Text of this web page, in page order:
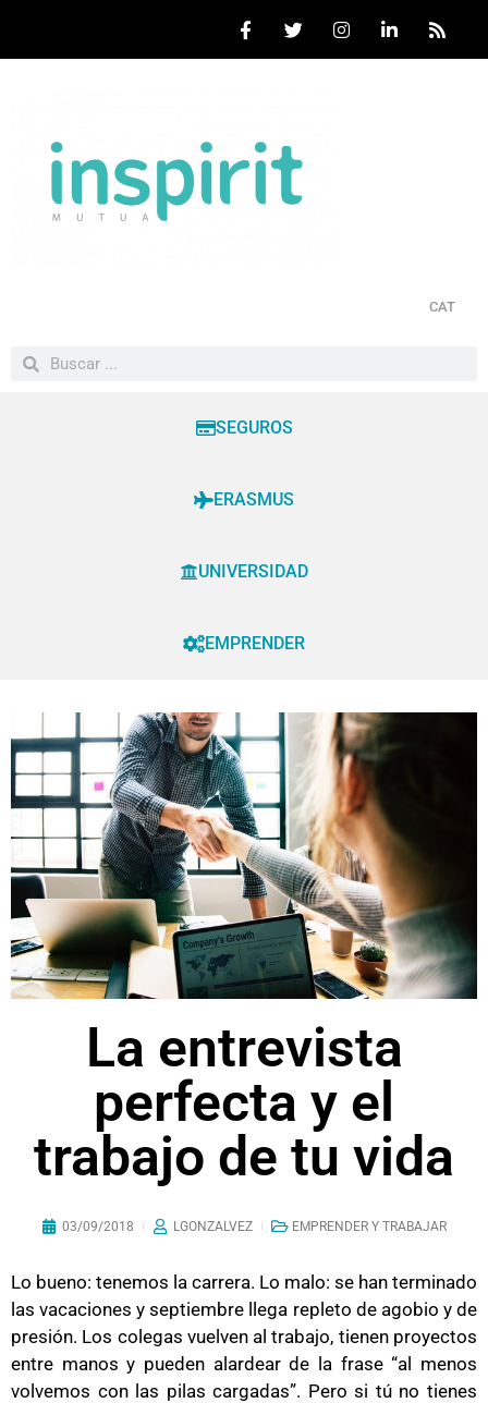
CAT
SEGUROS
ERASMUS
UNIVERSIDAD
EMPRENDER
La entrevista
perfecta y el
trabajo de tu vida
03/09/2018 LGONZALVEZ EMPRENDER Y TRABAJAR
Lo bueno: tenemos la carrera. Lo malo: se han terminado
las vacaciones y septiembre llega repleto de agobio y de
presión. Los colegas vuelven al trabajo, tienen proyectos
entre manos y pueden alardear de la frase “al menos
volvemos con las pilas cargadas”. Pero si tú no tienes